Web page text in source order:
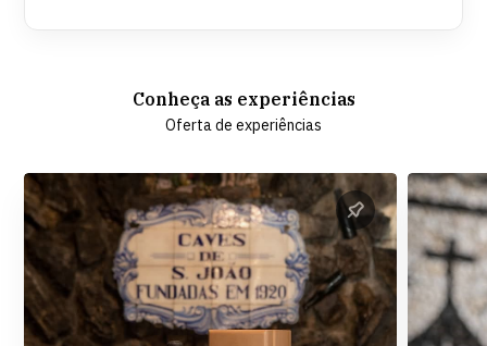
Conheça as experiências
Oferta de experiências